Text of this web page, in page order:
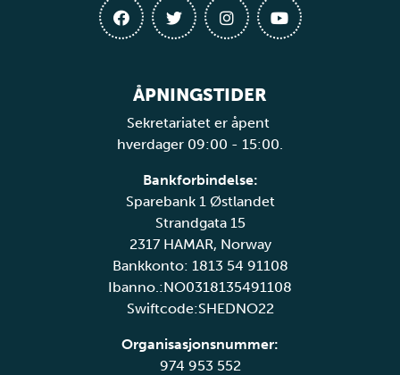
ÅPNINGSTIDER
Sekretariatet er åpent
hverdager 09:00 - 15:00.
Bankforbindelse:
Sparebank 1 Østlandet
Strandgata 15
2317 HAMAR, Norway
Bankkonto: 1813 54 91108
Ibanno.:NO0318135491108
Swiftcode:SHEDNO22
Organisasjonsnummer:
974 953 552